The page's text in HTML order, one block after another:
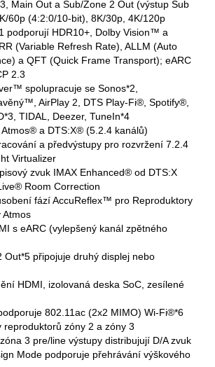
Main Out a Sub/Zone 2 Out (výstup Sub
60p (4:2:0/10-bit), 8K/30p, 4K/120p
podporují HDR10+, Dolby Vision™ a
(Variable Refresh Rate), ALLM (Auto
a QFT (Quick Frame Transport); eARC
2.3
spolupracuje se Sonos*2,
AirPlay 2, DTS Play-Fi®, Spotify®,
TIDAL, Deezer, TuneIn*4
a DTS:X® (5.2.4 kanálů)
a předvýstupy pro rozvržení 7.2.4
Virtualizer
zvuk IMAX Enhanced® od DTS:X
Room Correction
fází AccuReflex™ pro Reproduktory
Atmos
s eARC (vylepšený kanál zpětného
Out*5 připojuje druhý displej nebo
HDMI, izolovaná deska SoC, zesílené
802.11ac (2x2 MIMO) Wi-Fi®*6
reproduktorů zóny 2 a zóny 3
3 pre/line výstupy distribujují D/A zvuk
Mode podporuje přehrávání výškového